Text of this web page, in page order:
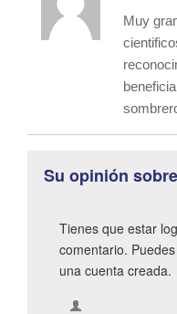
Muy
Su opinión
Tienes que estar
comentario. Puedes
una cuenta creada.